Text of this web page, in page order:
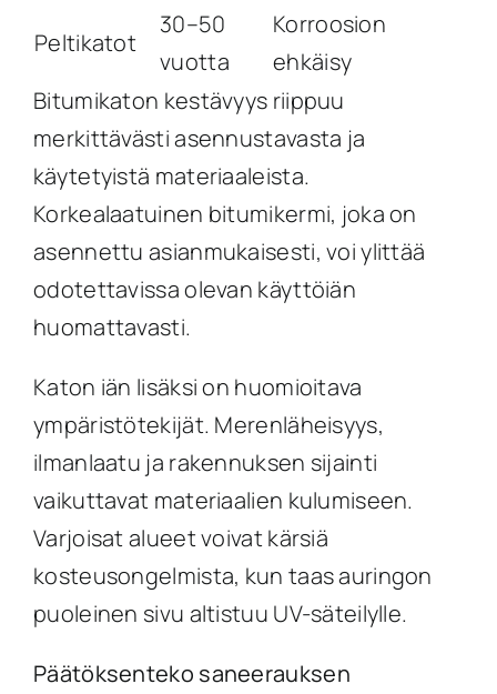
Peltikatot
30–50
vuotta
Korroosion
ehkäisy
Bitumikaton kestävyys riippuu
merkittävästi asennustavasta ja
käytetyistä materiaaleista.
Korkealaatuinen bitumikermi, joka on
asennettu asianmukaisesti, voi ylittää
odotettavissa olevan käyttöiän
huomattavasti.
Katon iän lisäksi on huomioitava
ympäristötekijät. Merenläheisyys,
ilmanlaatu ja rakennuksen sijainti
vaikuttavat materiaalien kulumiseen.
Varjoisat alueet voivat kärsiä
kosteusongelmista, kun taas auringon
puoleinen sivu altistuu UV-säteilylle.
Päätöksenteko saneerauksen